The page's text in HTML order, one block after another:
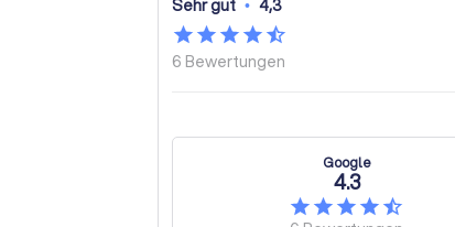
Sehr gut • 4,3
6 Bewertungen
Google
4.3